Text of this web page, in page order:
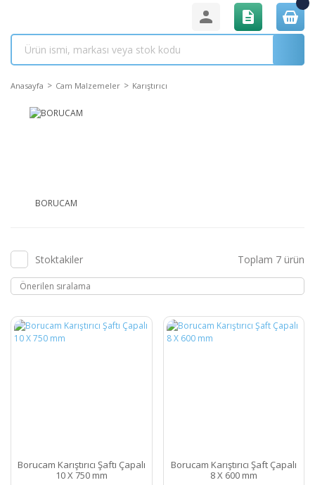
Anasayfa Cam Malzemeler Karıştırıcı
BORUCAM
Stoktakiler Toplam 7 ürün
Borucam Karıştırıcı Şaftı Çapalı
10 X 750 mm
Borucam Karıştırıcı Şaft Çapalı
8 X 600 mm